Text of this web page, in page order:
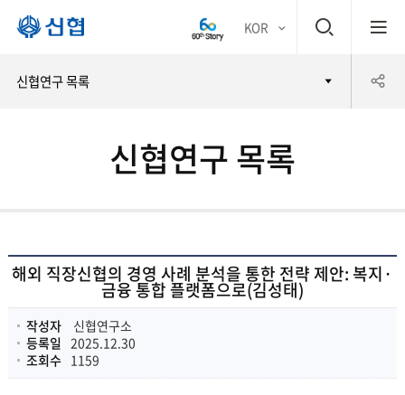
평생
어부
KOR
검
신협연구 목록
신협연구 목록
해외 직장신협의 경영 사례 분석을 통한 전략 제안: 복지·
금융 통합 플랫폼으로(김성태)
작성자
신협연구소
등록일 2025.12.30
조회수 1159